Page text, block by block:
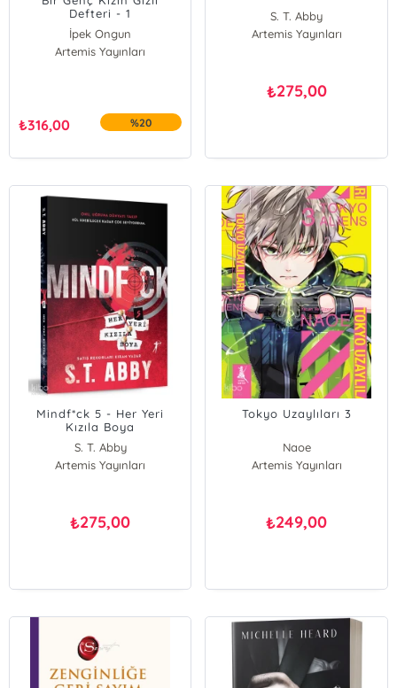
Defteri - 1
İpek Ongun
Artemis Yayınları
₺316,00 %20
S. T. Abby
Artemis Yayınları
₺275,00
Mindf*ck 5 - Her Yeri
Kızıla Boya
S. T. Abby
Artemis Yayınları
₺275,00
Tokyo Uzaylıları 3
Naoe
Artemis Yayınları
₺249,00